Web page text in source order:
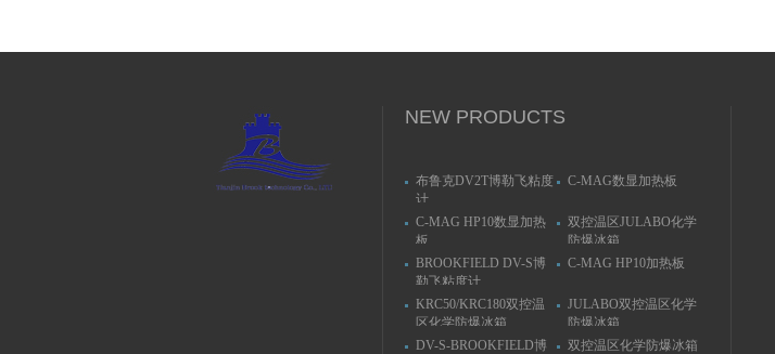
NEW PRODUCTS
布鲁克DV2T博勒飞粘度
计
C-MAG数显加热板
C-MAG HP10数显加热
板
双控温区JULABO化学
防爆冰箱
BROOKFIELD DV-S博
勒飞粘度计
C-MAG HP10加热板
KRC50/KRC180双控温
区化学防爆冰箱
JULABO双控温区化学
防爆冰箱
DV-S-BROOKFIELD博
双控温区化学防爆冰箱